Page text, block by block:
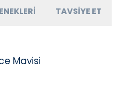
TAVSIYE ET
Mavisi